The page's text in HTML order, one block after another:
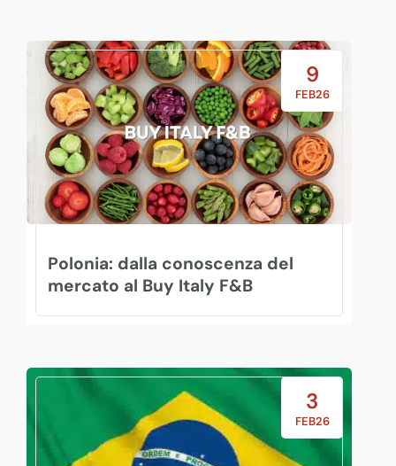
9
FEB26
Polonia: dalla conoscenza del
mercato al Buy Italy F&B
3
FEB26